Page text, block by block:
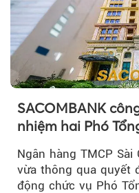
SACOMBANK
nhiệm hai Phó
Ngân hàng TMCP Sài
vừa thông qua quyết
động chức vụ Phó